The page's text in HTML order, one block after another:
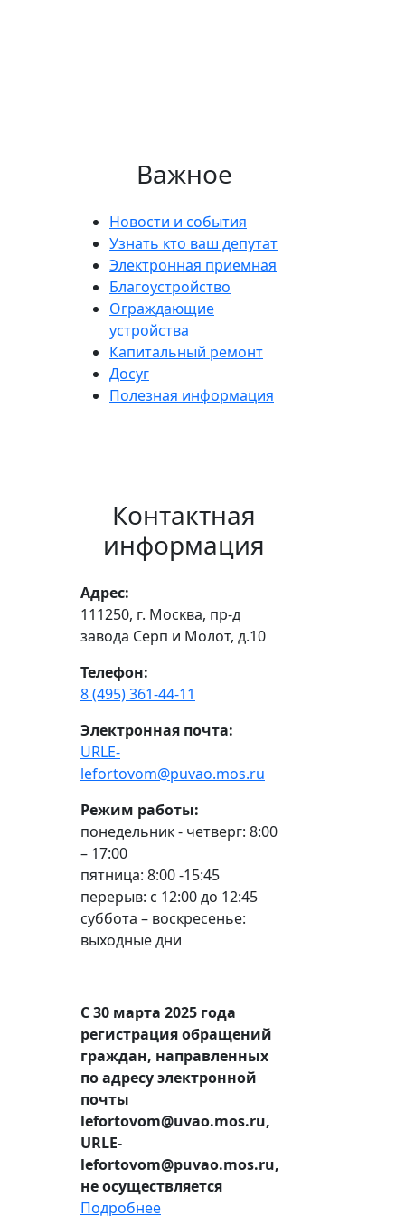
Важное
Новости и события
Узнать кто ваш депутат
Электронная приемная
Благоустройство
Ограждающие
устройства
Капитальный ремонт
Досуг
Полезная информация
Контактная
информация
Адрес:
111250, г. Москва, пр-д
завода Серп и Молот, д.10
Телефон:
8 (495) 361-44-11
Электронная почта:
URLE-
lefortovom@puvao.mos.ru
Режим работы:
понедельник - четверг: 8:00
– 17:00
пятница: 8:00 -15:45
перерыв: с 12:00 до 12:45
суббота – воскресенье:
выходные дни
С 30 марта 2025 года
регистрация обращений
граждан, направленных
по адресу электронной
почты
lefortovom@uvao.mos.ru,
URLE-
lefortovom@puvao.mos.ru,
не осуществляется
Подробнее